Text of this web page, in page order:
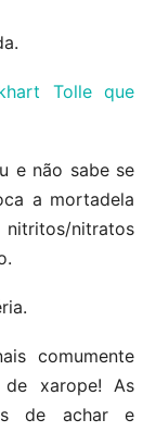
Tolle que
e não sabe se
a mortadela
nitratos
comumente
de xarope! As
de achar e